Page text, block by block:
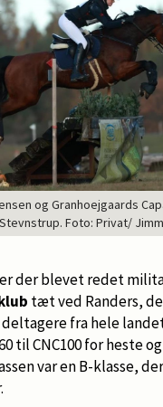
og Granhoejgaards
Foto: Privat/
der blevet redet
tæt ved Randers,
fra hele
til CNC100 for heste
var en B-klasse,